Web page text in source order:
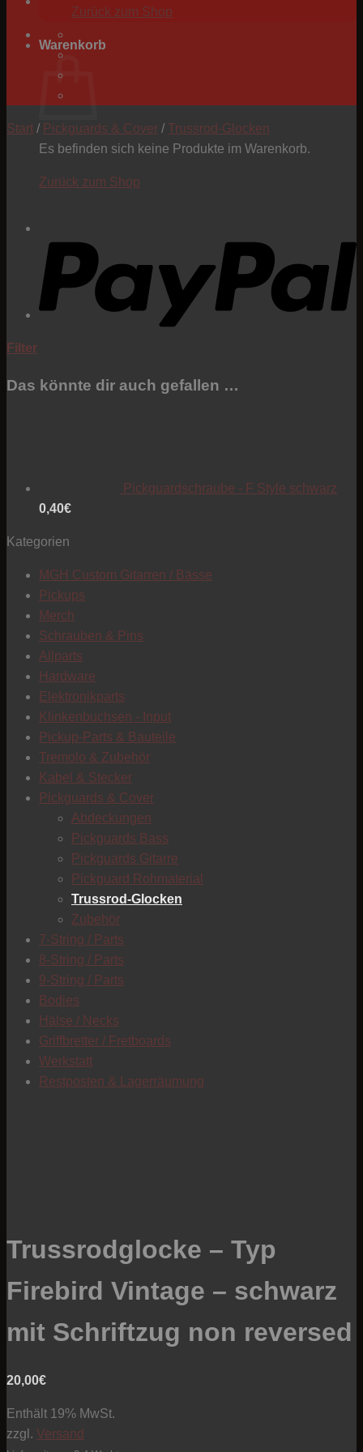
Zurück zum Shop
Warenkorb
Es befinden sich keine Produkte im Warenkorb.
Zurück zum Shop
Start / Pickguards & Cover / Trussrod-Glocken
Filter
Das könnte dir auch gefallen …
Pickguardschraube - F Style schwarz
0,40€
Kategorien
MGH Custom Gitarren / Bässe
Pickups
Merch
Schrauben & Pins
Allparts
Hardware
Elektronikparts
Klinkenbuchsen - Input
Pickup-Parts & Bauteile
Tremolo & Zubehör
Kabel & Stecker
Pickguards & Cover
Abdeckungen
Pickguards Bass
Pickguards Gitarre
Pickguard Rohmaterial
Trussrod-Glocken
Zubehör
7-String / Parts
8-String / Parts
9-String / Parts
Bodies
Hälse / Necks
Griffbretter / Fretboards
Werkstatt
Restposten & Lagerräumung
Trussrodglocke – Typ
Firebird Vintage – schwarz
mit Schriftzug non reversed
20,00€
Enthält 19% MwSt.
zzgl. Versand